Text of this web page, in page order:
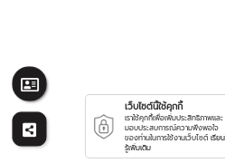
เว็บไซต์นี้ใช้คุกกี้
เราใช้คุกกี้เพื่อเพิ่มประสิทธิภาพและ
มอบประสบการณ์ความพึงพอใจ
ของท่านในการใช้งานเว็บไซต์ เรียน
รู้เพิ่มเติม